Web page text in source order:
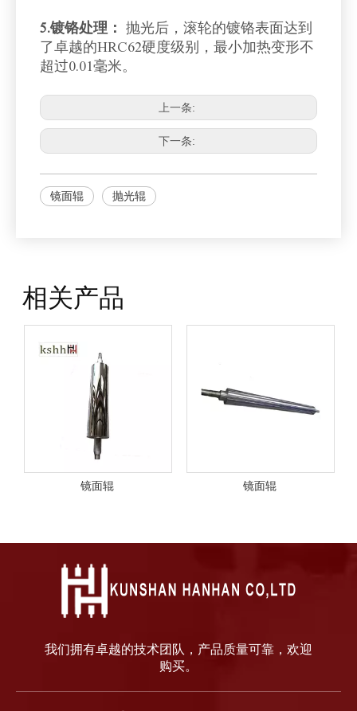
5.镀铬处理 ： 抛光后，滚轮的镀铬表面达到
了卓越的HRC62硬度级别，最小加热变形不
超过0.01毫米。
上一条:
下一条:
镜面辊 抛光辊
相关产品
镜面辊 镜面辊
我们拥有卓越的技术团队，产品质量可靠，欢迎
购买。